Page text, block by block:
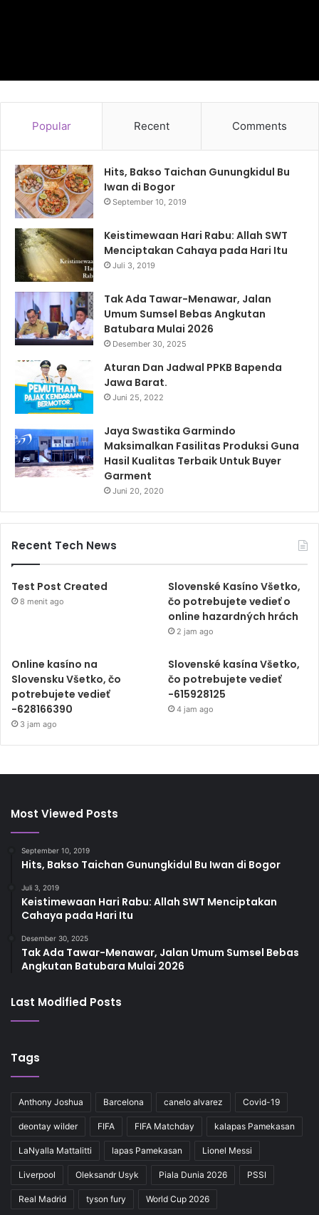
Popular Recent Comments
Hits, Bakso Taichan Gunungkidul Bu
Iwan di Bogor
September 10, 2019
Keistimewaan Hari Rabu: Allah SWT
Menciptakan Cahaya pada Hari Itu
Juli 3, 2019
Tak Ada Tawar-Menawar, Jalan
Umum Sumsel Bebas Angkutan
Batubara Mulai 2026
Desember 30, 2025
Aturan Dan Jadwal PPKB Bapenda
Jawa Barat.
Juni 25, 2022
Jaya Swastika Garmindo
Maksimalkan Fasilitas Produksi Guna
Hasil Kualitas Terbaik Untuk Buyer
Garment
Juni 20, 2020
Recent Tech News
Test Post Created
8 menit ago
Slovenské Kasíno Všetko,
čo potrebujete vedieť o
online hazardných hrách
2 jam ago
Online kasíno na
Slovensku Všetko, čo
potrebujete vedieť
-628166390
3 jam ago
Slovenské kasína Všetko,
čo potrebujete vedieť
-615928125
4 jam ago
Most Viewed Posts
September 10, 2019
Hits, Bakso Taichan Gunungkidul Bu Iwan di Bogor
Juli 3, 2019
Keistimewaan Hari Rabu: Allah SWT Menciptakan
Cahaya pada Hari Itu
Desember 30, 2025
Tak Ada Tawar-Menawar, Jalan Umum Sumsel Bebas
Angkutan Batubara Mulai 2026
Last Modified Posts
Tags
Anthony Joshua Barcelona canelo alvarez Covid-19
deontay wilder FIFA FIFA Matchday kalapas Pamekasan
LaNyalla Mattalitti lapas Pamekasan Lionel Messi
Liverpool Oleksandr Usyk Piala Dunia 2026 PSSI
Real Madrid tyson fury World Cup 2026